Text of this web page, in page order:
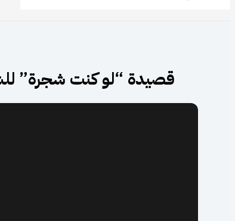
قصيدة “لو كنت شجرة”